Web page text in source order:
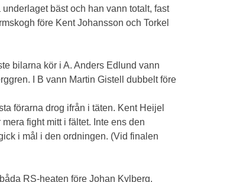
bäst och han vann totalt, fast
före Kent Johansson och Torkel
bilarna kör i A. Anders Edlund vann
I B vann Martin Gistell dubbelt före
förarna drog ifrån i täten. Kent Heijel
fight mitt i fältet. Inte ens den
i mål i den ordningen. (Vid finalen
RS-heaten före Johan Kylberg.